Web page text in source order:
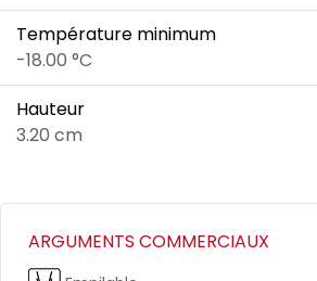
Température minimum
-18.00 °C
Hauteur
3.20 cm
ARGUMENTS COMMERCIAUX